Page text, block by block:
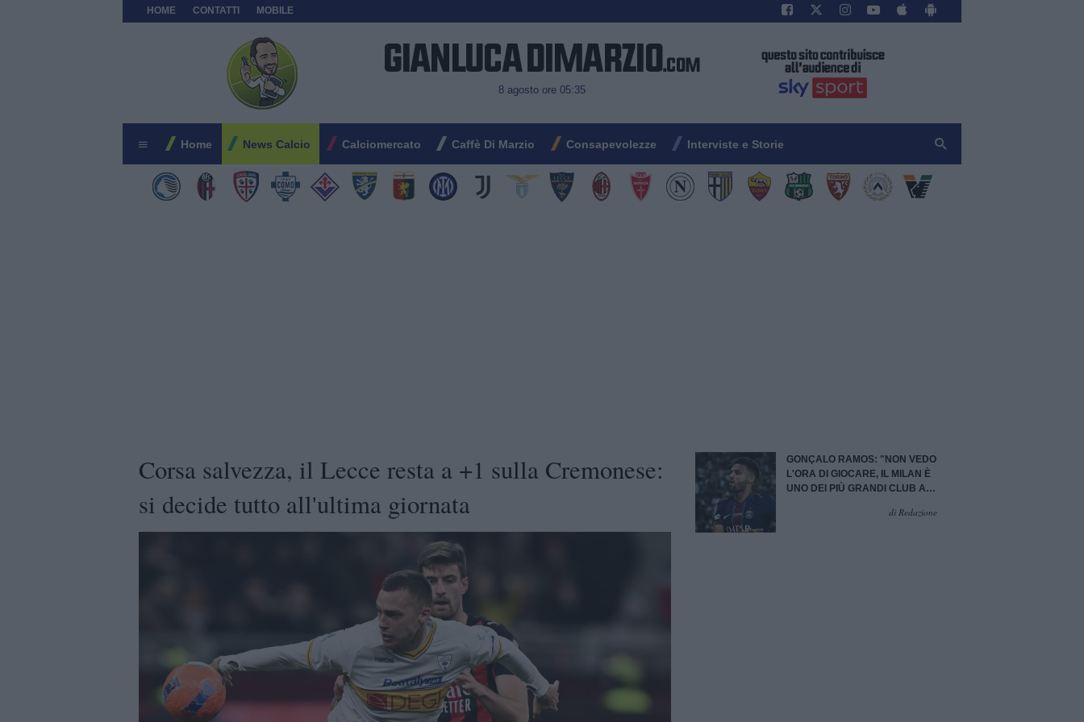
HOME CONTATTI MOBILE
8 agosto ore 05:35
Home News Calcio Calciomercato Caffè Di Marzio Consapevolezze Interviste e Storie
Corsa salvezza, il Lecce resta a +1 sulla Cremonese:
si decide tutto all'ultima giornata
GONÇALO RAMOS: "NON VEDO
L'ORA DI GIOCARE, IL MILAN È
UNO DEI PIÙ GRANDI CLUB AL
di Redazione